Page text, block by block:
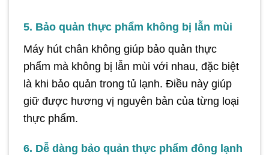
5. Bảo quản thực phẩm không bị lẫn mùi
Máy hút chân không giúp bảo quản thực
phẩm mà không bị lẫn mùi với nhau, đặc biệt
là khi bảo quản trong tủ lạnh. Điều này giúp
giữ được hương vị nguyên bản của từng loại
thực phẩm.
6. Dễ dàng bảo quản thực phẩm đông lạnh